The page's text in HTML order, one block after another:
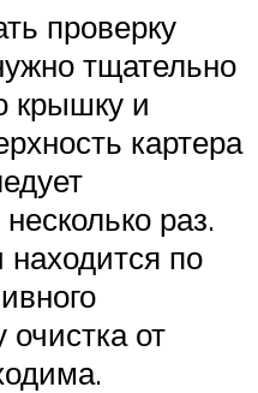
проверку
тщательно
крышку и
картера
раз.
находится по
очистка от